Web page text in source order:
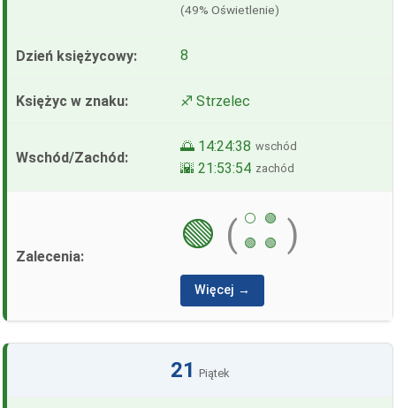
(49% Oświetlenie)
8
♐ Strzelec
🌅 14:24:38 wschód
🌇 21:53:54 zachód
🟢 ( ⚪
🟢
🟢
🟢 )
Więcej →
21 Piątek